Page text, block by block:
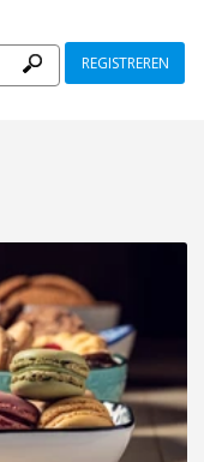
REGISTREREN